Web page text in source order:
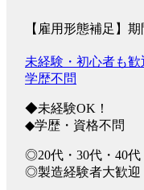
【雇用形態補足】
未経験・初心者も歓
学歴不問
◆未経験OK！
◆学歴・資格不問
◎20代・30代・40代
◎製造経験者大歓迎